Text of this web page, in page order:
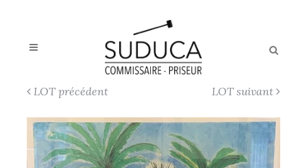
LOT précédent LOT suivant